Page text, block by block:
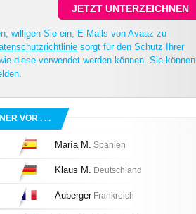
JETZT UNTERZEICHNEN
willigen Sie ein, E-Mails von Avaaz zu
sorgt für den Schutz Ihrer
diese verwendet werden können. Sie können
VOR . . .
María M. Spanien
Klaus M. Deutschland
Auberger Frankreich